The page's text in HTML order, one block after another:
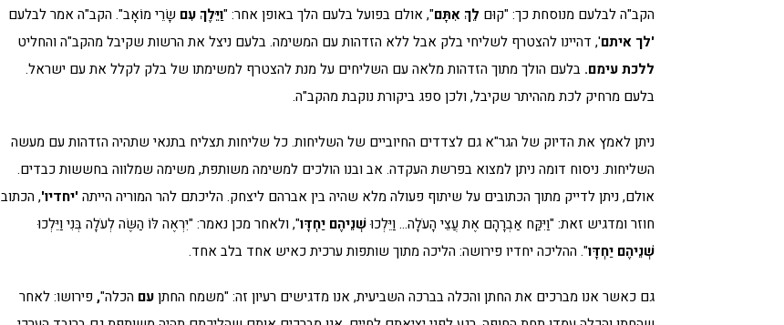
הקב"ה לבלעם מנוסחת כך: "קוּם לֵךְ אִתָּם", אולם בפועל בלעם הלך באופן אחר: "וַיֵּלֶךְ עִם שָׂרֵי מוֹאָב". הקב"ה אמר לבלעם
'לך איתם', דהיינו להצטרף לשליחי בלק אבל ללא הזדהות עם המשימה. בלעם ניצל את הרשות שקיבל מהקב"ה והחליט
ללכת עימם. בלעם הולך מתוך הזדהות מלאה עם השליחים על מנת להצטרף למשימתו של בלק לקלל את עם ישראל.
בלעם מרחיק לכת מההיתר שקיבל, ולכן ספג ביקורת נוקבת מהקב"ה.
ניתן לאמץ את הדיוק של הגר"א גם לצדדים החיוביים של השליחות. כל שליחות תצליח בתנאי שתהיה הזדהות עם מעשה
השליחות. ניסוח דומה ניתן למצוא בפרשת העקדה. אב ובנו הולכים למשימה משותפת, משימה שמלווה בחששות כבדים.
אולם, ניתן לדייק מתוך הכתובים על שיתוף פעולה מלא שהיה בין אברהם ליצחק. הליכתם להר המוריה הייתה'יחדיו', הכתוב
חוזר ומדגיש זאת: "וַיִּקַּח אַבְרָהָם אֶת עֲצֵי הָעֹלָה… וַיֵּלְכוּשְׁנֵיהֶם יַחְדָּו", ולאחר מכן נאמר: "יִרְאֶה לּוֹ הַשֶּׂה לְעֹלָה בְּנִי וַיֵּלְכוּ
שְׁנֵיהֶם יַחְדָּו". ההליכה יחדיו פירושה: הליכה מתוך שותפות ערכית כאיש אחד בלב אחד.
גם כאשר אנו מברכים את החתן והכלה בברכה השביעית, אנו מדגישים רעיון זה: "משמח החתןעם הכלה", פירושו: לאחר